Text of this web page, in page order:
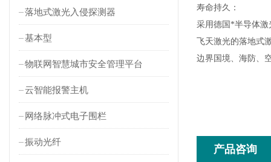
落地式激光入侵探测器
基本型
物联网智慧城市安全管理平台
云智能报警主机
网络脉冲式电子围栏
振动光纤
寿命持久 ：
采用德国*半导体激
飞天激光的落地式
边界国境、海防、
产品咨询